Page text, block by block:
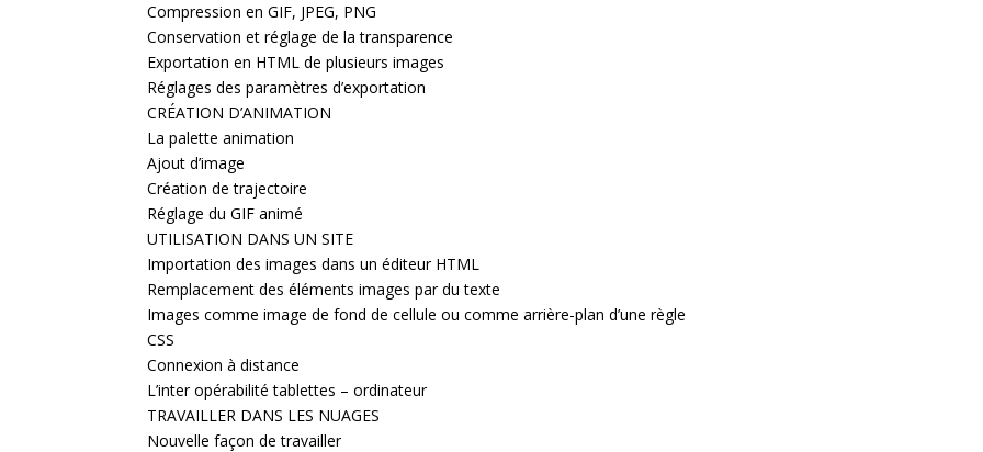
Compression en GIF, JPEG, PNG
Conservation et réglage de la transparence
Exportation en HTML de plusieurs images
Réglages des paramètres d’exportation
CRÉATION D’ANIMATION
La palette animation
Ajout d’image
Création de trajectoire
Réglage du GIF animé
UTILISATION DANS UN SITE
Importation des images dans un éditeur HTML
Remplacement des éléments images par du texte
Images comme image de fond de cellule ou comme arrière-plan d’une règle
CSS
Connexion à distance
L’inter opérabilité tablettes – ordinateur
TRAVAILLER DANS LES NUAGES
Nouvelle façon de travailler